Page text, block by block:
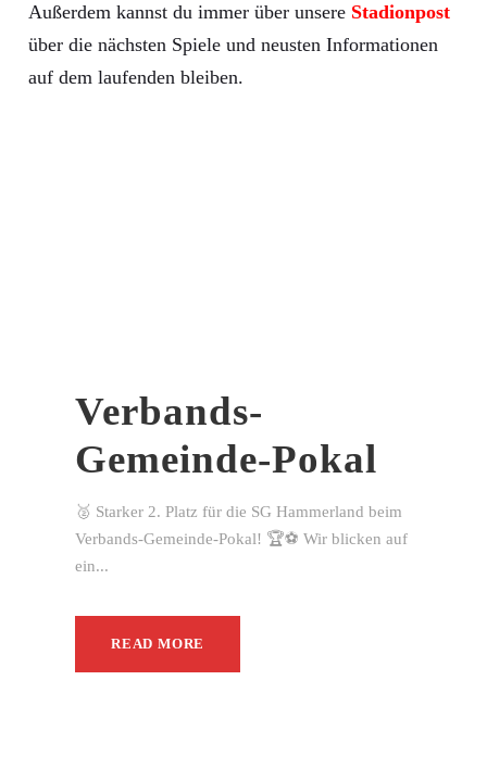
Außerdem kannst du immer über unsere Stadionpost
über die nächsten Spiele und neusten Informationen
auf dem laufenden bleiben.
Verbands-
Gemeinde-Pokal
🥈 Starker 2. Platz für die SG Hammerland beim
Verbands-Gemeinde-Pokal! 🏆⚽ Wir blicken auf
ein...
READ MORE